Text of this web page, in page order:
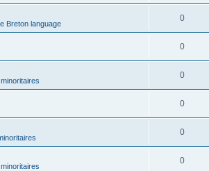
Breton language
0
0
0
0
0
0